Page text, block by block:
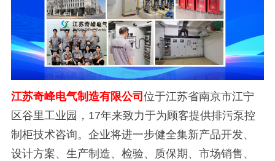
江苏奇峰电气制造有限公司 位于江苏省南京市江宁
区谷里工业园，17年来致力于为顾客提供排污泵控
制柜技术咨询。企业将进一步健全集新产品开发、
设计方案、生产制造、检验、质保期、市场销售、